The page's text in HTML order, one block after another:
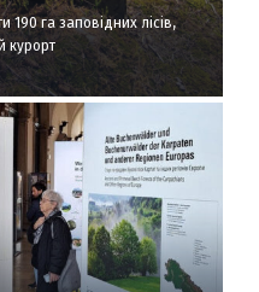
190 га заповідних лісів,
курорт